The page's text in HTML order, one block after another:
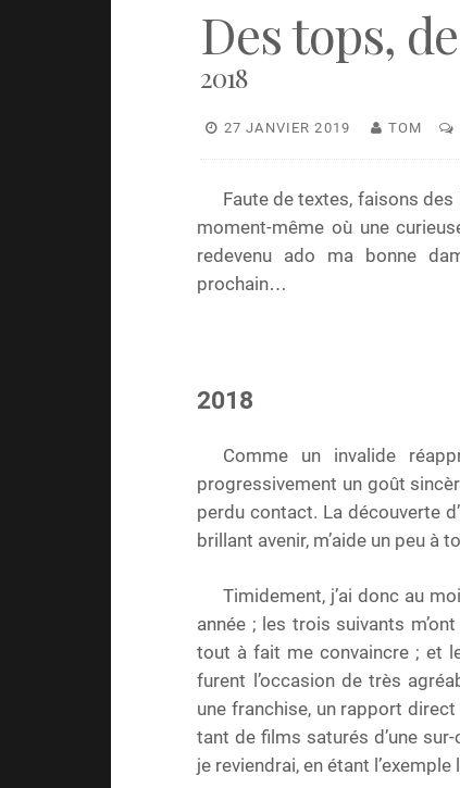
Des tops,
2018
27 JANVIER 2019 TOM
Faute de textes, faisons
moment-même où une
redevenu ado ma bonne
prochain…
2018
Comme un invalide
progressivement un goût
perdu contact. La découverte
brillant avenir, m’aide un peu à
Timidement, j’ai donc au
année ; les trois suivants
tout à fait me convaincre ; et
furent l’occasion de très
une franchise, un rapport
tant de films saturés d’une
je reviendrai, en étant